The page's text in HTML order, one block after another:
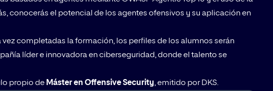
conocerás el potencial de los agentes ofensivos y su aplicación en
vez completadas la formación, los perfiles de los alumnos serán
líder e innovadora en ciberseguridad, donde el talento se
propio de Máster en Offensive Security, emitido por DKS.